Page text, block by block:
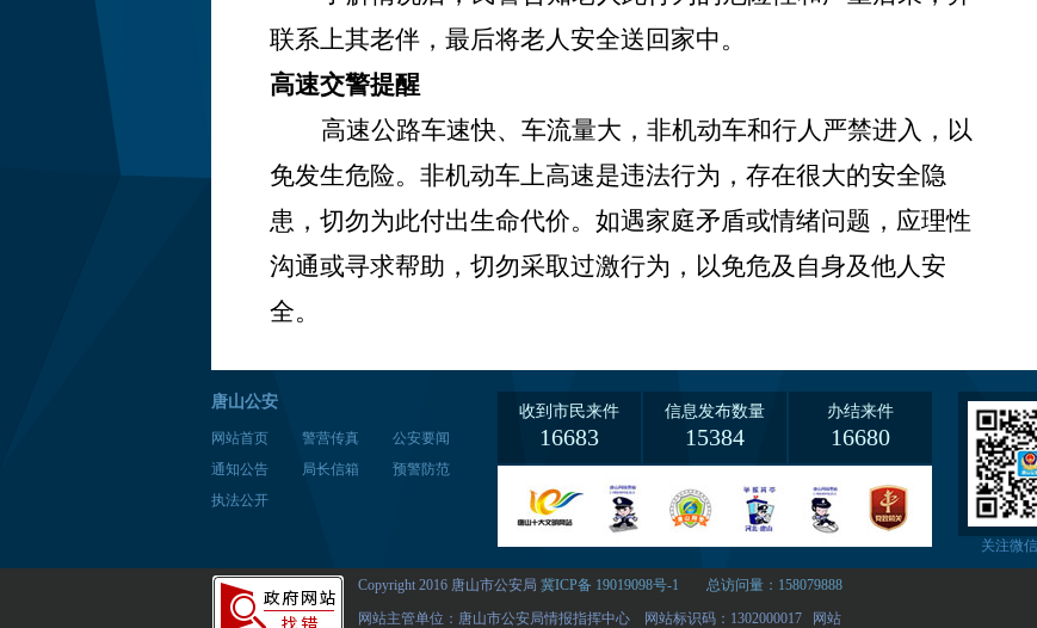
联系上其老伴，最后将老人安全送回家中。
高速交警提醒
高速公路车速快、车流量大，非机动车和行人严禁进入，以
免发生危险。非机动车上高速是违法行为，存在很大的安全隐
患，切勿为此付出生命代价。如遇家庭矛盾或情绪问题，应理性
沟通或寻求帮助，切勿采取过激行为，以免危及自身及他人安
全。
唐山公安
网站首页 警营传真
公安要闻
通知公告
局长信箱
预警防范
执法公开
收到市民来件
16683
信息发布数量
15384
办结来件
16680
关注微
Copyright 2016 唐山市公安局 冀ICP备 19019098号-1
总访问量：158079888
网站主管单位：唐山市公安局情报指挥中心 网站标识码：1302000017
网站